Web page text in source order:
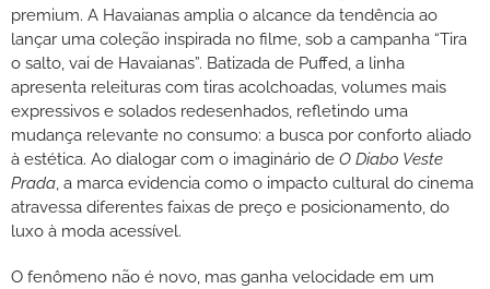
premium. A Havaianas amplia o alcance da tendência ao
lançar uma coleção inspirada no filme, sob a campanha “Tira
o salto, vai de Havaianas”. Batizada de Puffed, a linha
apresenta releituras com tiras acolchoadas, volumes mais
expressivos e solados redesenhados, refletindo uma
mudança relevante no consumo: a busca por conforto aliado
à estética. Ao dialogar com o imaginário de O Diabo Veste
Prada, a marca evidencia como o impacto cultural do cinema
atravessa diferentes faixas de preço e posicionamento, do
luxo à moda acessível.
O fenômeno não é novo, mas ganha velocidade em um